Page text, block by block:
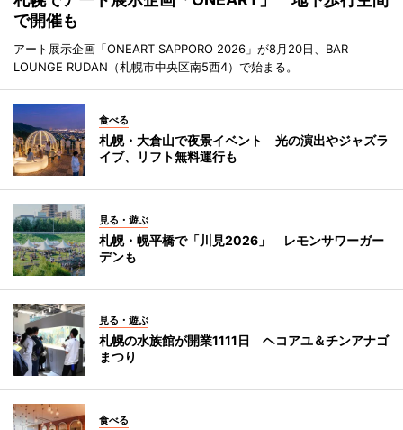
で開催も
アート展示企画「ONEART SAPPORO 2026」が8月20日、BAR
LOUNGE RUDAN（札幌市中央区南5西4）で始まる。
食べる
札幌・大倉山で夜景イベント 光の演出やジャズラ
イブ、リフト無料運行も
見る・遊ぶ
札幌・幌平橋で「川見2026」 レモンサワーガー
デンも
見る・遊ぶ
札幌の水族館が開業1111日 ヘコアユ＆チンアナゴ
まつり
食べる